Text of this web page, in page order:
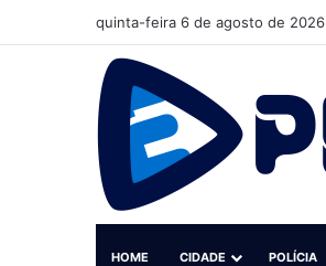
quinta-feira 6 de agosto de 2026
HOME CIDADE POLÍCIA